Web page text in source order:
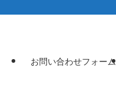
お問い合わせフォーム